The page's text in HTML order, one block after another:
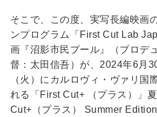
そこで、この度、実写長編映画
ンプログラム「First Cut Lab
画『沼影市民プール』（プロデ
督：太田信吾）が、2024年6月
（火）にカルロヴィ・ヴァリ国
れる「First Cut+ （プラス）」
Cut+（プラス） Summer